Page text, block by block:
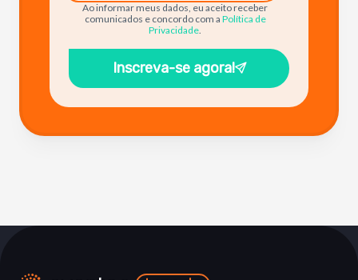
Ao informar meus dados, eu aceito receber
comunicados e concordo com a Política de
Privacidade.
Inscreva-se agora!